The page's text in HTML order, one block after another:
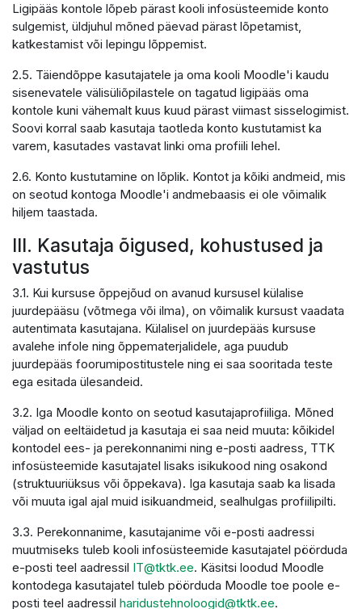
Ligipääs kontole lõpeb pärast kooli infosüsteemide konto
sulgemist, üldjuhul mõned päevad pärast lõpetamist,
katkestamist või lepingu lõppemist.
2.5. Täiendõppe kasutajatele ja oma kooli Moodle'i kaudu
sisenevatele välisüliõpilastele on tagatud ligipääs oma
kontole kuni vähemalt kuus kuud pärast viimast sisselogimist.
Soovi korral saab kasutaja taotleda konto kustutamist ka
varem, kasutades vastavat linki oma profiili lehel.
2.6. Konto kustutamine on lõplik. Kontot ja kõiki andmeid, mis
on seotud kontoga Moodle'i andmebaasis ei ole võimalik
hiljem taastada.
III. Kasutaja õigused, kohustused ja
vastutus
3.1. Kui kursuse õppejõud on avanud kursusel külalise
juurdepääsu (võtmega või ilma), on võimalik kursust vaadata
autentimata kasutajana. Külalisel on juurdepääs kursuse
avalehe infole ning õppematerjalidele, aga puudub
juurdepääs foorumipostitustele ning ei saa sooritada teste
ega esitada ülesandeid.
3.2. Iga Moodle konto on seotud kasutajaprofiiliga. Mõned
väljad on eeltäidetud ja kasutaja ei saa neid muuta: kõikidel
kontodel ees- ja perekonnanimi ning e-posti aadress, TTK
infosüsteemide kasutajatel lisaks isikukood ning osakond
(struktuuriüksus või õppekava). Iga kasutaja saab ka lisada
või muuta igal ajal muid isikuandmeid, sealhulgas profiilipilti.
3.3. Perekonnanime, kasutajanime või e-posti aadressi
muutmiseks tuleb kooli infosüsteemide kasutajatel pöörduda
e-posti teel aadressil IT@tktk.ee. Käsitsi loodud Moodle
kontodega kasutajatel tuleb pöörduda Moodle toe poole e-
posti teel aadressil haridustehnoloogid@tktk.ee.